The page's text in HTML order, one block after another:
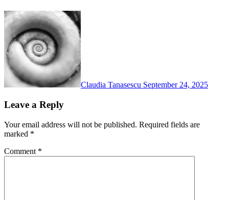
Claudia Tanasescu September 24, 2025
Leave a Reply
Your email address will not be published. Required fields are
marked *
Comment *